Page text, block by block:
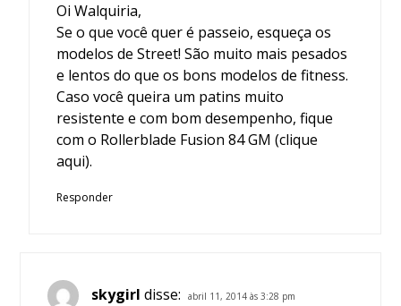
Oi Walquiria,
Se o que você quer é passeio, esqueça os
modelos de Street! São muito mais pesados
e lentos do que os bons modelos de fitness.
Caso você queira um patins muito
resistente e com bom desempenho, fique
com o Rollerblade Fusion 84 GM (clique
aqui).
Responder
skygirl disse: abril 11, 2014 às 3:28 pm